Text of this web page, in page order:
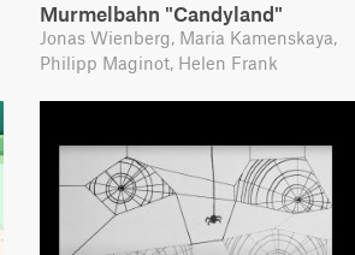
Murmelbahn "Candyland"
Jonas Wienberg, Maria Kamenskaya,
Philipp Maginot, Helen Frank